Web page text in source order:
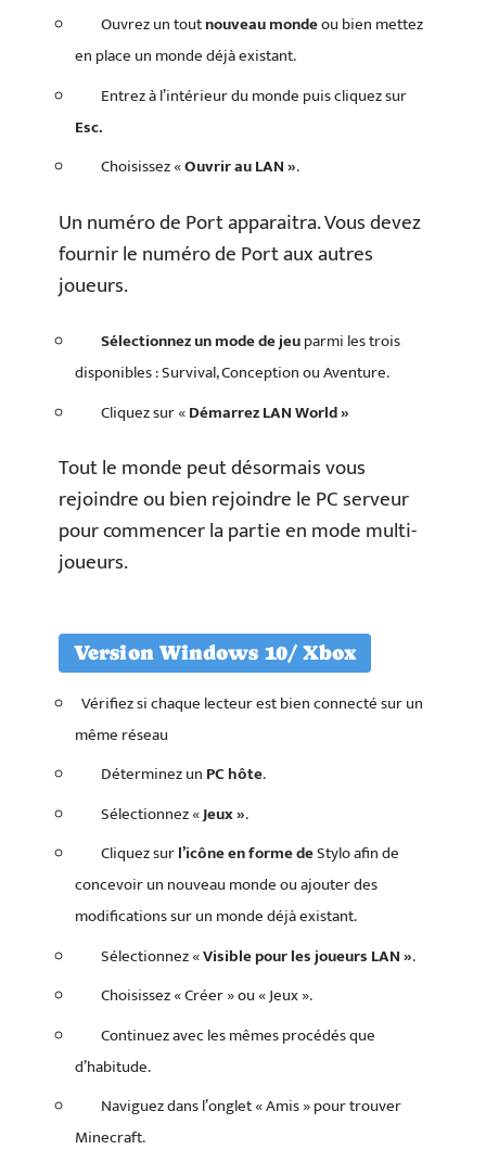
Ouvrez un toutnouveau mondeou bien mettez
en place un monde déjà existant.
Entrez à l’intérieur du monde puis cliquez sur
Esc.
Choisissez «Ouvrir au LAN ».
Un numéro de Port apparaitra. Vous devez
fournir le numéro de Port aux autres
joueurs.
Sélectionnez un mode de jeuparmi les trois
disponibles : Survival, Conception ou Aventure.
Cliquez sur «Démarrez LAN World »
Tout le monde peut désormais vous
rejoindre ou bien rejoindre le PC serveur
pour commencer la partie en mode multi-
joueurs.
Version Windows 10/ Xbox
Vérifiez si chaque lecteur est bien connecté sur un
même réseau
Déterminez un PC hôte.
Sélectionnez «Jeux ».
Cliquez surl’icône en forme deStylo afin de
concevoir un nouveau monde ou ajouter des
modifications sur un monde déjà existant.
Sélectionnez «Visible pour les joueurs LAN ».
Choisissez « Créer » ou « Jeux ».
Continuez avec les mêmes procédés que
d’habitude.
Naviguez dans l’onglet « Amis » pour trouver
Minecraft.